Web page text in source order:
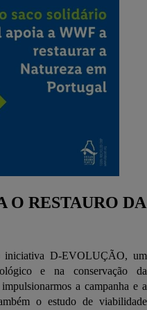
O RESTAURO DA
iniciativa D-EVOLUÇÃO, um
e na conservação da
a campanha e a
o estudo de viabilidade